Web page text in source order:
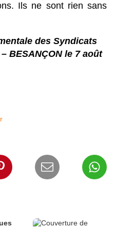
Ils ne sont rien sans
des Syndicats
BESANÇON le 7 août